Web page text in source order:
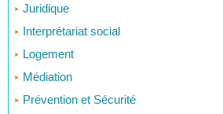
Juridique
Interprétariat social
Logement
Médiation
Prévention et Sécurité